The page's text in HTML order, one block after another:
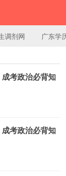
调剂网 广东学
考政治必背知
考政治必背知